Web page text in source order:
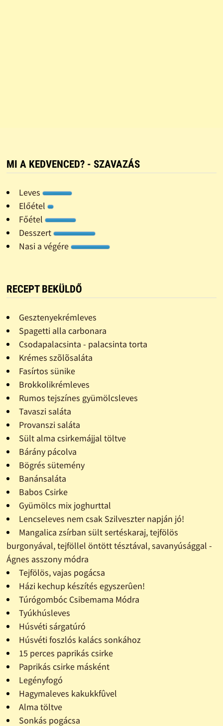
MI A KEDVENCED? - SZAVAZÁS
Leves
Előétel
Főétel
Desszert
Nasi a végére
RECEPT BEKÜLDŐ
Gesztenyekrémleves
Spagetti alla carbonara
Csodapalacsinta - palacsinta torta
Krémes szõlõsaláta
Fasírtos sünike
Brokkolikrémleves
Rumos tejszínes gyümölcsleves
Tavaszi saláta
Provanszi saláta
Sült alma csirkemájjal töltve
Bárány pácolva
Bögrés sütemény
Banánsaláta
Babos Csirke
Gyümölcs mix joghurttal
Lencseleves nem csak Szilveszter napján jó!
Mangalica zsírban sült sertéskaraj, tejfölös
burgonyával, tejföllel öntött tésztával, savanyúsággal -
Ágnes asszony módra
Tejfölös, vajas pogácsa
Házi kechup készítés egyszerûen!
Túrógombóc Csibemama Módra
Tyúkhúsleves
Húsvéti sárgatúró
Húsvéti foszlós kalács sonkához
15 perces paprikás csirke
Paprikás csirke másként
Legényfogó
Hagymaleves kakukkfûvel
Alma töltve
Sonkás pogácsa